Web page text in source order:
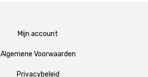
Mijn account
Algemene Voorwaarden
Privacybeleid